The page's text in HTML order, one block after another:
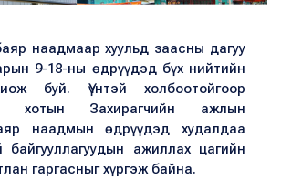
наадмаар хуульд заасны дагуу
9-18-ны өдрүүдэд бүх нийтийн
буй. Үүнтэй холбоотойгоор
хотын Захирагчийн ажлын
наадмын өдрүүдэд худалдаа
байгууллагуудын ажиллах цагийн
гаргасныг хүргэж байна.